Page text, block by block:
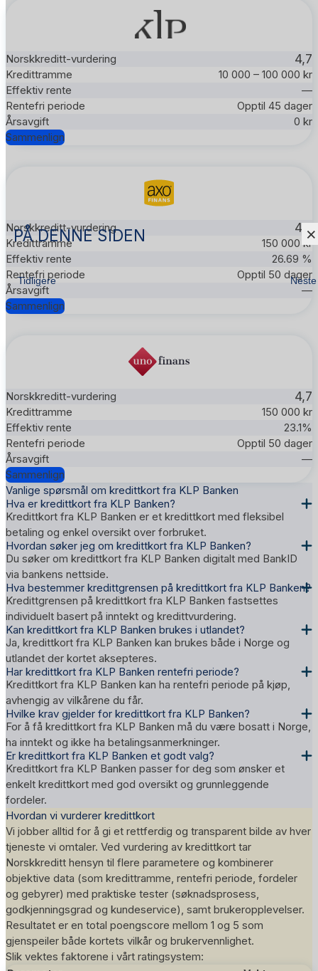
×
PÅ DENNE SIDEN
Tidligere Neste
4,7
10 000 – 100 000 kr
—
Opptil 45 dager
0 kr
Sammenlign
4,7
150 000 kr
26.69 %
Opptil 50 dager
—
Sammenlign
4,7
150 000 kr
23.1%
Opptil 50 dager
—
Sammenlign
Vanlige spørsmål om kredittkort fra KLP Banken
Hva er kredittkort fra KLP Banken?
Kredittkort fra KLP Banken er et kredittkort med fleksibel
betaling og enkel oversikt over forbruket.
Hvordan søker jeg om kredittkort fra KLP Banken?
Du søker om kredittkort fra KLP Banken digitalt med BankID
via bankens nettside.
Hva bestemmer kredittgrensen på kredittkort fra KLP Banken?
Kredittgrensen på kredittkort fra KLP Banken fastsettes
individuelt basert på inntekt og kredittvurdering.
Kan kredittkort fra KLP Banken brukes i utlandet?
Ja, kredittkort fra KLP Banken kan brukes både i Norge og
utlandet der kortet aksepteres.
Har kredittkort fra KLP Banken rentefri periode?
Kredittkort fra KLP Banken kan ha rentefri periode på kjøp,
avhengig av vilkårene du får.
Hvilke krav gjelder for kredittkort fra KLP Banken?
For å få kredittkort fra KLP Banken må du være bosatt i Norge,
ha inntekt og ikke ha betalingsanmerkninger.
Er kredittkort fra KLP Banken et godt valg?
Kredittkort fra KLP Banken passer for deg som ønsker et
enkelt kredittkort med god oversikt og grunnleggende
fordeler.
Hvordan vi vurderer kredittkort
Vi jobber alltid for å gi et rettferdig og transparent bilde av hver
tjeneste vi omtaler. Ved vurdering av kredittkort tar
Norskkreditt hensyn til flere parametere og kombinerer
objektive data (som kredittramme, rentefri periode, fordeler
og gebyrer) med praktiske tester (søknadsprosess,
godkjenningsgrad og kundeservice), samt brukeropplevelser.
Resultatet er en total poengscore mellom 1 og 5 som
gjenspeiler både kortets vilkår og brukervennlighet.
Slik vektes faktorene i vårt ratingsystem: